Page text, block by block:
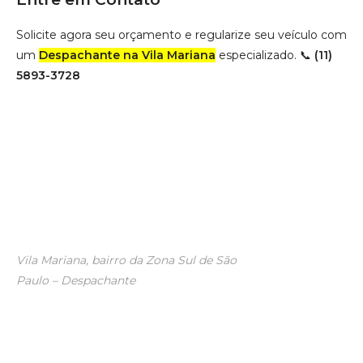
Solicite agora seu orçamento e regularize seu veículo com
um Despachante na Vila Mariana especializado. 📞 (11)
5893-3728
Vila Mariana, bairro da Zona Sul de São
Paulo – Despachante